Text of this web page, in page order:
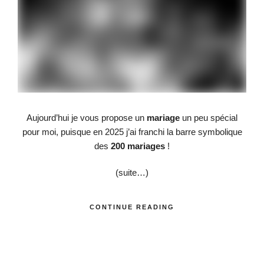
Aujourd’hui je vous propose un mariage un peu spécial
pour moi, puisque en 2025 j’ai franchi la barre symbolique
des 200 mariages !
(suite…)
CONTINUE READING